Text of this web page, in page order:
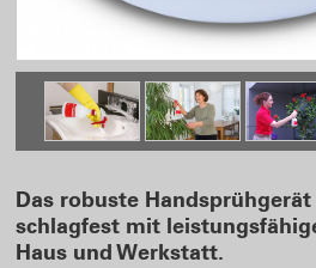
Das robuste
schlagfest mit
Haus und Werkstatt.